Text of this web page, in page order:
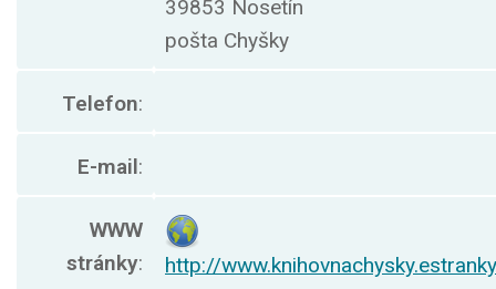
39853 Nosetín
pošta Chyšky
Telefon:
E-mail:
WWW
stránky: http://